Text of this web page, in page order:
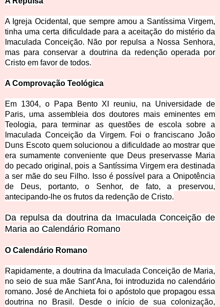
A Igreja Ocidental, que sempre amou a Santíssima Virgem,
tinha uma certa dificuldade para a aceitação do mistério da
maculada Conceição. Não por repulsa a Nossa Senhora,
mas para conservar a doutrina da redenção operada por
Cristo em favor de todos.
A Comprovação Teológica
Em 1304, o Papa Bento XI reuniu, na Universidade de
Paris, uma assembleia dos doutores mais eminentes em
Teologia, para terminar as questões de escola sobre a
Imaculada Conceição da Virgem. Foi o franciscano João
Duns Escoto quem solucionou a dificuldade ao mostrar que
erasumamente conveniente que Deus preservasse Maria
do pecado original, pois a Santíssima Virgem era destinada
a ser mãe do seu Filho. Isso é possível para a Onipotência
de Deus, portanto, o Senhor, de fato, a preservou,
antecipando-lhe os frutos da redenção de Cristo.
Da repulsa da doutrina da Imaculada Conceição de
Maria ao Calendário Romano
O Calendário Romano
Rapidamente, a doutrina da Imaculada Conceição de Maria,
no seio de sua mãe Sant’Ana, foi introduzida no calendário
romano. José de Anchieta foi o apóstolo que propagou essa
doutrina no Brasil. Desde o início de sua colonização,